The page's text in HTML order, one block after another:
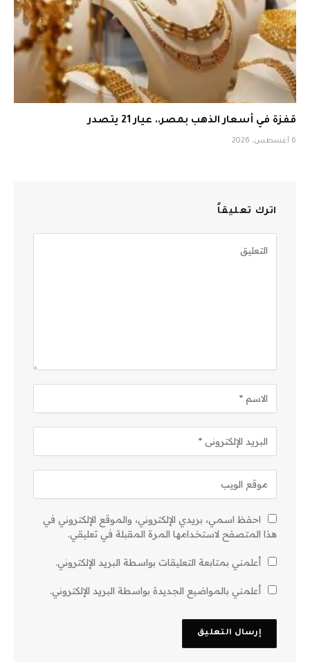
قفزة في أسعار الذهب بمصر.. عيار 21 يتصدر
6 أغسطس، 2026
اترك تعليقاً
احفظ اسمي، بريدي الإلكتروني، والموقع الإلكتروني في
هذا المتصفح لاستخدامها المرة المقبلة في تعليقي.
أعلمني بمتابعة التعليقات بواسطة البريد الإلكتروني.
أعلمني بالمواضيع الجديدة بواسطة البريد الإلكتروني.